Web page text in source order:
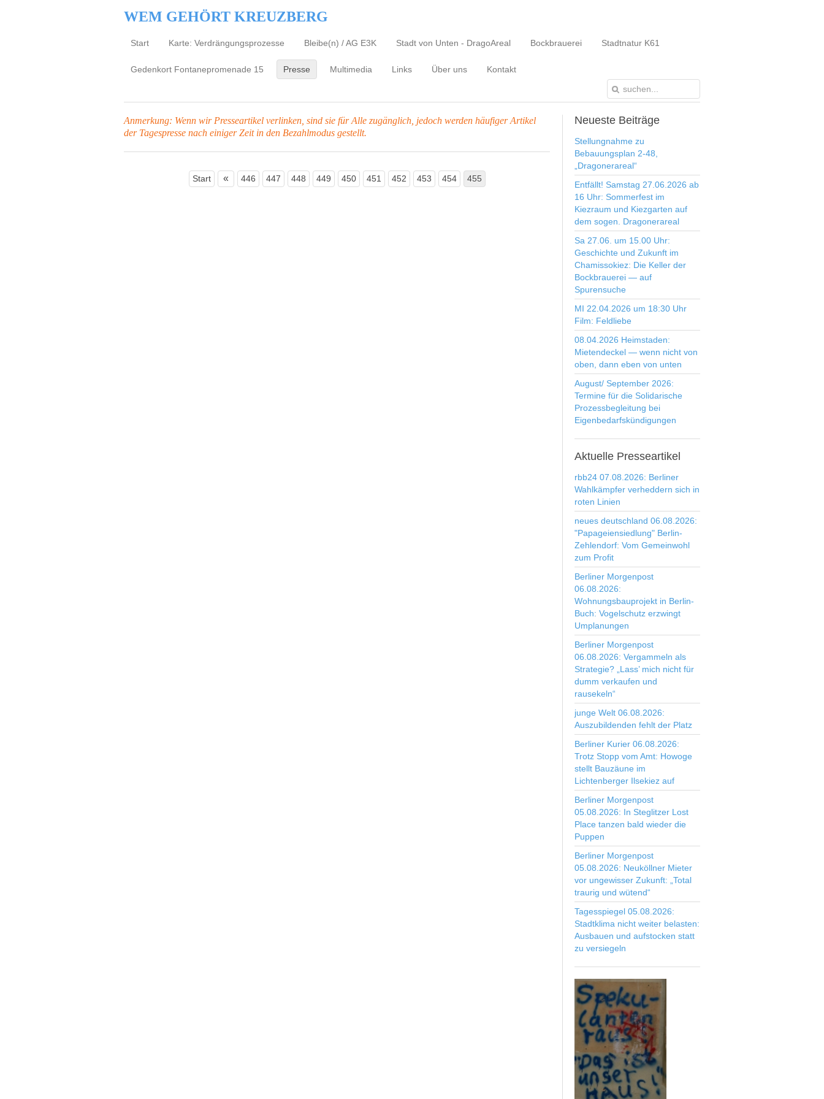
WEM GEHÖRT KREUZBERG
Start Karte: Verdrängungsprozesse Bleibe(n) / AG E3K Stadt von Unten - DragoAreal Bockbrauerei Stadtnatur K61
Gedenkort Fontanepromenade 15 Presse Multimedia Links Über uns Kontakt
Anmerkung: Wenn wir Presseartikel verlinken, sind sie für Alle zugänglich, jedoch werden häufiger Artikel
der Tagespresse nach einiger Zeit in den Bezahlmodus gestellt.
Start « 446 447 448 449 450 451 452 453 454 455
Neueste Beiträge
Stellungnahme zu
Bebauungsplan 2-48,
„Dragonerareal“
Entfällt! Samstag 27.06.2026 ab
16 Uhr: Sommerfest im
Kiezraum und Kiezgarten auf
dem sogen. Dragonerareal
Sa 27.06. um 15.00 Uhr:
Geschichte und Zukunft im
Chamissokiez: Die Keller der
Bockbrauerei — auf
Spurensuche
MI 22.04.2026 um 18:30 Uhr
Film: Feldliebe
08.04.2026 Heimstaden:
Mietendeckel — wenn nicht von
oben, dann eben von unten
August/ September 2026:
Termine für die Solidarische
Prozessbegleitung bei
Eigenbedarfskündigungen
Aktuelle Presseartikel
rbb24 07.08.2026: Berliner
Wahlkämpfer verheddern sich in
roten Linien
neues deutschland 06.08.2026:
"Papageiensiedlung" Berlin-
Zehlendorf: Vom Gemeinwohl
zum Profit
Berliner Morgenpost
06.08.2026:
Wohnungsbauprojekt in Berlin-
Buch: Vogelschutz erzwingt
Umplanungen
Berliner Morgenpost
06.08.2026: Vergammeln als
Strategie? „Lass’ mich nicht für
dumm verkaufen und
rausekeln“
junge Welt 06.08.2026:
Auszubildenden fehlt der Platz
Berliner Kurier 06.08.2026:
Trotz Stopp vom Amt: Howoge
stellt Bauzäune im
Lichtenberger Ilsekiez auf
Berliner Morgenpost
05.08.2026: In Steglitzer Lost
Place tanzen bald wieder die
Puppen
Berliner Morgenpost
05.08.2026: Neuköllner Mieter
vor ungewisser Zukunft: „Total
traurig und wütend“
Tagesspiegel 05.08.2026:
Stadtklima nicht weiter belasten:
Ausbauen und aufstocken statt
zu versiegeln